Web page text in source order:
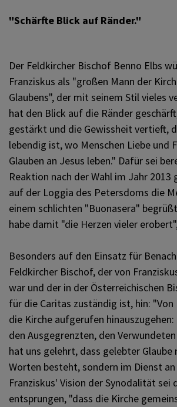
RAT & HILFE
KOMMUNIKATION
SONSTIGES
VERANSTALTUNGEN
"Schärfte Blick auf Ränder."
Der Feldkircher Bischof Benno Elbs
Franziskus als "großen Mann der
Glaubens", der mit seinem Stil vieles
hat den Blick auf die Ränder
gestärkt und die Gewissheit vertieft,
lebendig ist, wo Menschen Liebe und
Glauben an Jesus leben." Dafür sei
Reaktion nach der Wahl im Jahr 2013
auf der Loggia des Petersdoms die
einem schlichten "Buonasera"
habe damit "die Herzen vieler
Besonders auf den Einsatz für
Feldkircher Bischof, der von
war und der in der Österreichischen
für die Caritas zuständig ist, hin: "Von
die Kirche aufgerufen hinauszugehen:
den Ausgegrenzten, den
hat uns gelehrt, dass gelebter Glaube
Worten besteht, sondern im Dienst an
Franziskus' Vision der Synodalität sei
entsprungen, "dass die Kirche